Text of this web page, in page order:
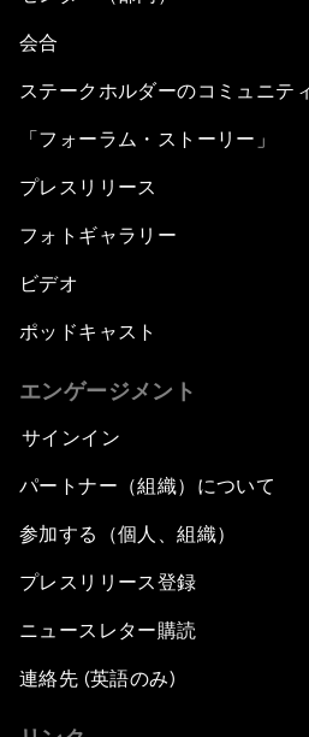
会合
ステークホルダーのコミュニテ
「フォーラム・ストーリー」
プレスリリース
フォトギャラリー
ビデオ
ポッドキャスト
エンゲージメント
サインイン
パートナー（組織）について
参加する（個人、組織）
プレスリリース登録
ニュースレター購読
連絡先 (英語のみ)